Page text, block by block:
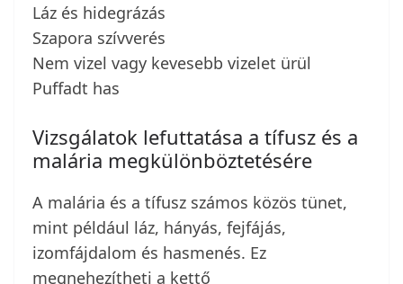
Láz és hidegrázás
Szapora szívverés
Nem vizel vagy kevesebb vizelet ürül
Puffadt has
Vizsgálatok lefuttatása a tífusz és a
malária megkülönböztetésére
A malária és a tífusz számos közös tünet,
mint például láz, hányás, fejfájás,
izomfájdalom és hasmenés. Ez
megnehezítheti a kettő